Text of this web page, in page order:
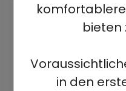
bieten
in den